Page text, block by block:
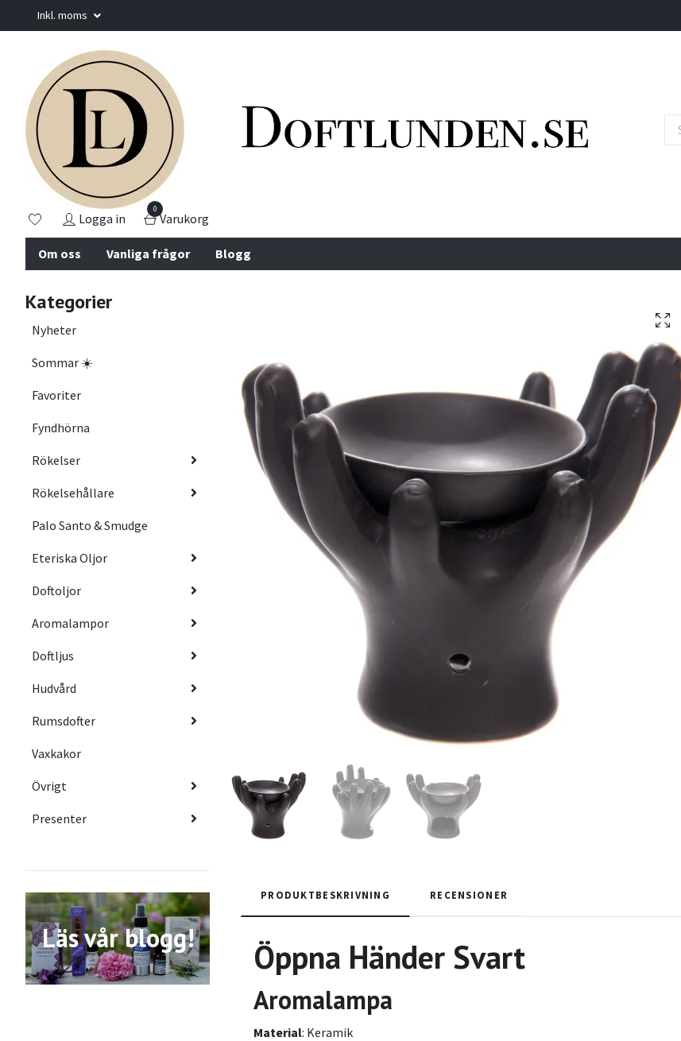
Inkl. moms
Logga in
0
Varukorg
Om oss Vanliga frågor Blogg
Kategorier
Nyheter
Sommar ☀️
Favoriter
Fyndhörna
Rökelser
Rökelsehållare
Palo Santo & Smudge
Eteriska Oljor
Doftoljor
Aromalampor
Doftljus
Hudvård
Rumsdofter
Vaxkakor
Övrigt
Presenter
Läs vår blogg!
PRODUKTBESKRIVNING RECENSIONER
Öppna Händer Svart
Aromalampa
Material: Keramik